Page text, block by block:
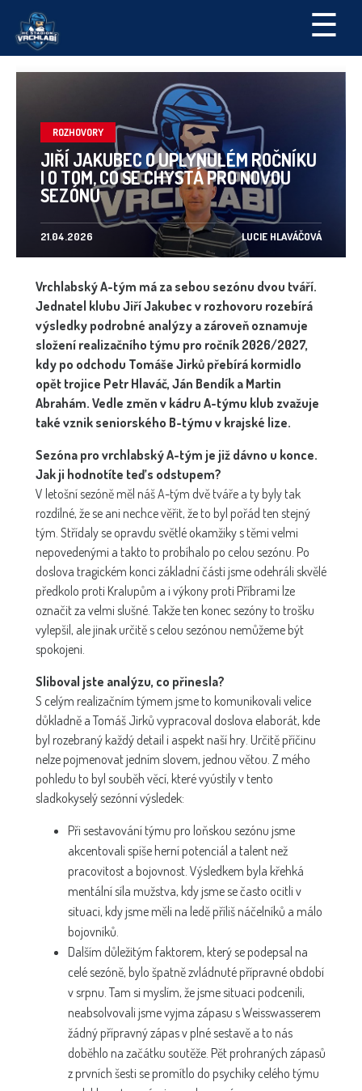
☰
ROZHOVORY
JIŘÍ JAKUBEC O UPLYNULÉM ROČNÍKU
I O TOM, CO SE CHYSTÁ PRO NOVOU
SEZÓNU
21.04.2026 LUCIE HLAVÁČOVÁ
Vrchlabský A-tým má za sebou sezónu dvou tváří.
Jednatel klubu Jiří Jakubec v rozhovoru rozebírá
výsledky podrobné analýzy a zároveň oznamuje
složení realizačního týmu pro ročník 2026/2027,
kdy po odchodu Tomáše Jirků přebírá kormidlo
opět trojice Petr Hlaváč, Ján Bendík a Martin
Abrahám. Vedle změn v kádru A-týmu klub zvažuje
také vznik seniorského B-týmu v krajské lize.
Sezóna pro vrchlabský A-tým je již dávno u konce.
Jak ji hodnotíte teď s odstupem?
V letošní sezóně měl náš A-tým dvě tváře a ty byly tak
rozdílné, že se ani nechce věřit, že to byl pořád ten stejný
tým. Střídaly se opravdu světlé okamžiky s těmi velmi
nepovedenými a takto to probíhalo po celou sezónu. Po
doslova tragickém konci základní části jsme odehráli skvělé
předkolo proti Kralupům a i výkony proti Příbrami lze
označit za velmi slušné. Takže ten konec sezóny to trošku
vylepšil, ale jinak určitě s celou sezónou nemůžeme být
spokojeni.
Sliboval jste analýzu, co přinesla?
S celým realizačním týmem jsme to komunikovali velice
důkladně a Tomáš Jirků vypracoval doslova elaborát, kde
byl rozebraný každý detail i aspekt naší hry. Určitě příčinu
nelze pojmenovat jedním slovem, jednou větou. Z mého
pohledu to byl souběh věcí, které vyústily v tento
sladkokyselý sezónní výsledek:
Při sestavování týmu pro loňskou sezónu jsme
akcentovali spíše herní potenciál a talent než
pracovitost a bojovnost. Výsledkem byla křehká
mentální síla mužstva, kdy jsme se často ocitli v
situaci, kdy jsme měli na ledě příliš náčelníků a málo
bojovníků.
Dalším důležitým faktorem, který se podepsal na
celé sezóně, bylo špatně zvládnuté přípravné období
v srpnu. Tam si myslím, že jsme situaci podcenili,
neabsolvovali jsme vyjma zápasu s Weisswasserem
žádný přípravný zápas v plné sestavě a to nás
doběhlo na začátku soutěže. Pět prohraných zápasů
z prvních šesti se promítlo do psychiky celého týmu